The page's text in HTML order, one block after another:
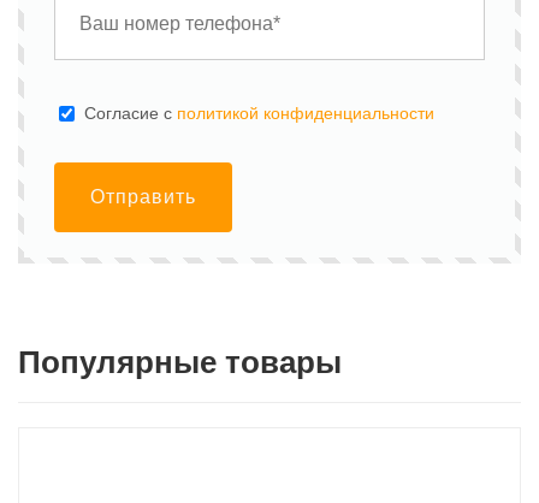
Cогласие с политикой конфиденциальности
Отправить
Популярные товары